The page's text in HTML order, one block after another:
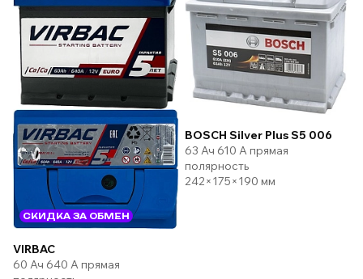
СКИДКА ЗА ОБМЕН
VIRBAC
60 Ач 640 А прямая
BOSCH Silver Plus S5 006
63 Ач 610 А прямая
полярность
242×175×190 мм